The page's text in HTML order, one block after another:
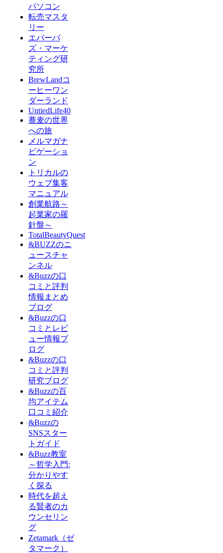
パソコン
転売マスタ
リー
エバーバ
ズ・マーケ
ティング研
究所
BrewLandコ
ーヒーワン
ダーランド
UntiedLife40
蕎麦の世界
への旅
メルマガナ
ビゲーショ
ン
トリカルの
ウェブ集客
マニュアル
創業航路～
起業家の羅
針盤～
TotalBeautyQuest
&BUZZのニ
ュースチャ
ンネル
&Buzzの口
コミと評判
情報まとめ
ブログ
&Buzzの口
コミとレビ
ュー情報ブ
ログ
&Buzzの口
コミと評判
研究ブログ
&Buzzの百
均アイテム
口コミ紹介
&Buzzの
SNSスター
トガイド
&Buzz教室
～哲学入門:
分かりやす
く探る
時代を超え
る賢者のカ
ウンセリン
グ
Zetamark（ゼ
タマーク）